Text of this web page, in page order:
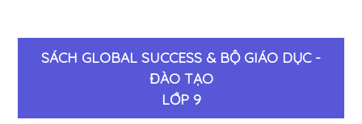
SÁCH GLOBAL SUCCESS & BỘ GIÁO DỤC -
ĐÀO TẠO
LỚP 9